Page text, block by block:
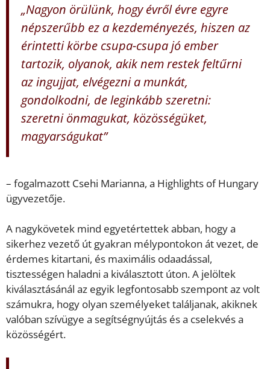
„Nagyon örülünk, hogy évről évre egyre
népszerűbb ez a kezdeményezés, hiszen az
érintetti körbe csupa-csupa jó ember
tartozik, olyanok, akik nem restek feltűrni
az ingujjat, elvégezni a munkát,
gondolkodni, de leginkább szeretni:
szeretni önmagukat, közösségüket,
magyarságukat”
– fogalmazott Csehi Marianna, a Highlights of Hungary
ügyvezetője.
A nagykövetek mind egyetértettek abban, hogy a
sikerhez vezető út gyakran mélypontokon át vezet, de
érdemes kitartani, és maximális odaadással,
tisztességen haladni a kiválasztott úton. A jelöltek
kiválasztásánál az egyik legfontosabb szempont az volt
számukra, hogy olyan személyeket találjanak, akiknek
valóban szívügye a segítségnyújtás és a cselekvés a
közösségért.